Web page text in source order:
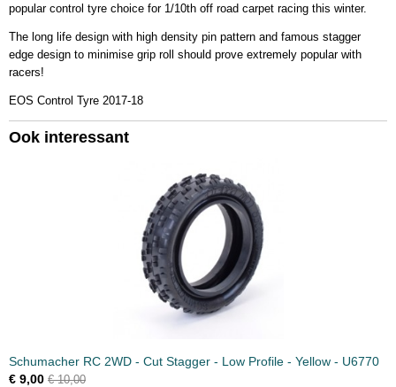
popular control tyre choice for 1/10th off road carpet racing this winter.
The long life design with high density pin pattern and famous stagger
edge design to minimise grip roll should prove extremely popular with
racers!
EOS Control Tyre 2017-18
Ook interessant
Schumacher RC 2WD - Cut Stagger - Low Profile - Yellow - U6770
€ 9,00 € 10,00